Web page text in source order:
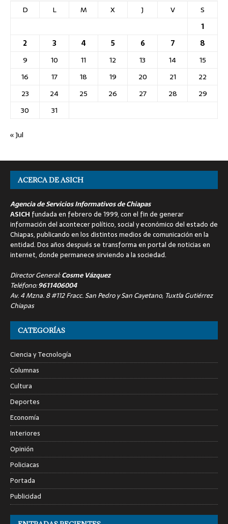
D
L M X J V
S
1
2
3 4 5 6 7
8
9
10 11 12 13 14
15
16
17 18 19 20 21
22
23
24 25 26 27 28
29
30
31
« Jul
ACERCA DE ASICH
Agencia de Servicios Informativos de Chiapas
ASICH fundada en febrero de 1999, con el fin de generar
información del acontecer político, social y económico del estado de
Chiapas, publicando en los distintos medios de comunicación en la
entidad. Dos años después se transforma en portal de noticias en
internet, donde permanece sirviendo a la sociedad.
Director General:Cosme Vázquez
Teléfono:9611406004
Av. 4 Mzna. 8 #112 Fracc. San Pedro y San Cayetano, Tuxtla Gutiérrez
Chiapas
CATEGORÍAS
Ciencia y Tecnología
Columnas
Cultura
Deportes
Economía
Interiores
Opinión
Policiacas
Portada
Publicidad